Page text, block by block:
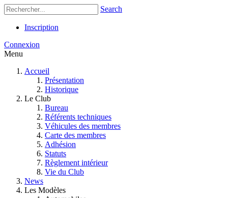
Search
Inscription
Connexion
Menu
Accueil
Présentation
Historique
Le Club
Bureau
Référents techniques
Véhicules des membres
Carte des membres
Adhésion
Statuts
Règlement intérieur
Vie du Club
News
Les Modèles